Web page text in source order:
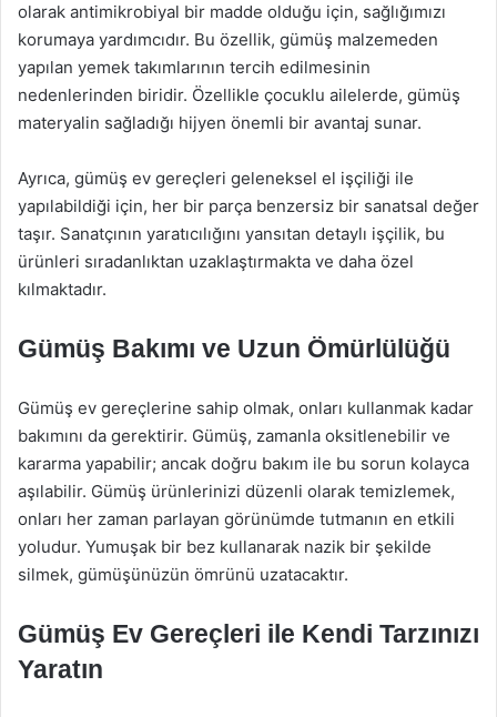
olarak antimikrobiyal bir madde olduğu için, sağlığımızı
korumaya yardımcıdır. Bu özellik, gümüş malzemeden
yapılan yemek takımlarının tercih edilmesinin
nedenlerinden biridir. Özellikle çocuklu ailelerde, gümüş
materyalin sağladığı hijyen önemli bir avantaj sunar.
Ayrıca, gümüş ev gereçleri geleneksel el işçiliği ile
yapılabildiği için, her bir parça benzersiz bir sanatsal değer
taşır. Sanatçının yaratıcılığını yansıtan detaylı işçilik, bu
ürünleri sıradanlıktan uzaklaştırmakta ve daha özel
kılmaktadır.
Gümüş Bakımı ve Uzun Ömürlülüğü
Gümüş ev gereçlerine sahip olmak, onları kullanmak kadar
bakımını da gerektirir. Gümüş, zamanla oksitlenebilir ve
kararma yapabilir; ancak doğru bakım ile bu sorun kolayca
aşılabilir. Gümüş ürünlerinizi düzenli olarak temizlemek,
onları her zaman parlayan görünümde tutmanın en etkili
yoludur. Yumuşak bir bez kullanarak nazik bir şekilde
silmek, gümüşünüzün ömrünü uzatacaktır.
Gümüş Ev Gereçleri ile Kendi Tarzınızı
Yaratın